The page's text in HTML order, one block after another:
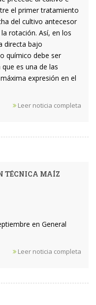
el primer tratamiento
del cultivo antecesor
rotación. Así, en los
directa bajo
químico debe ser
es una de las
expresión en el
Leer noticia completa
TÉCNICA MAÍZ
en General
Leer noticia completa